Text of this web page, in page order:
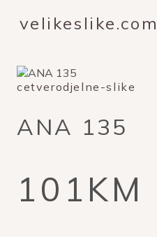
velikeslike.com
cetverodjelne-slike
ANA 135
101KM